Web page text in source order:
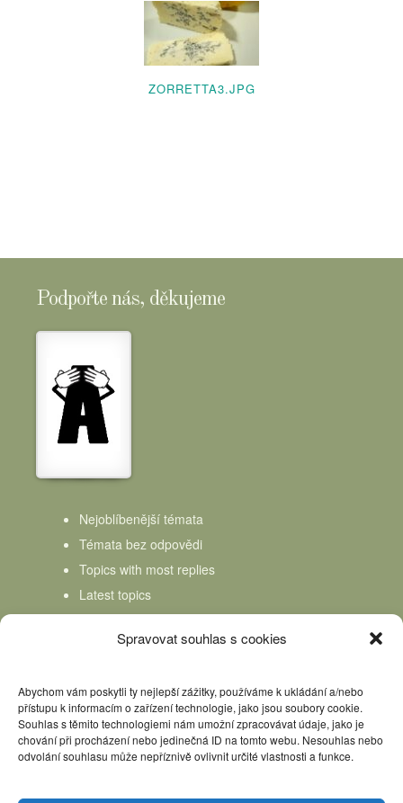
Spravovat souhlas s cookies
Abychom vám poskytli ty nejlepší zážitky, používáme k ukládání a/nebo
přístupu k informacím o zařízení technologie, jako jsou soubory cookie.
Souhlas s těmito technologiemi nám umožní zpracovávat údaje, jako je
chování při procházení nebo jedinečná ID na tomto webu. Nesouhlas nebo
odvolání souhlasu může nepříznivě ovlivnit určité vlastnosti a funkce.
ZORRETTA3.JPG
Podpořte nás, děkujeme
Nejoblíbenější témata
Témata bez odpovědi
Topics with most replies
Latest topics
Topics Freshness